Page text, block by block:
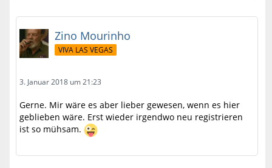
Zino Mourinho
VIVA LAS VEGAS
3. Januar 2018 um 21:23
Gerne. Mir wäre es aber lieber gewesen, wenn es hier
geblieben wäre. Erst wieder irgendwo neu registrieren
ist so mühsam.